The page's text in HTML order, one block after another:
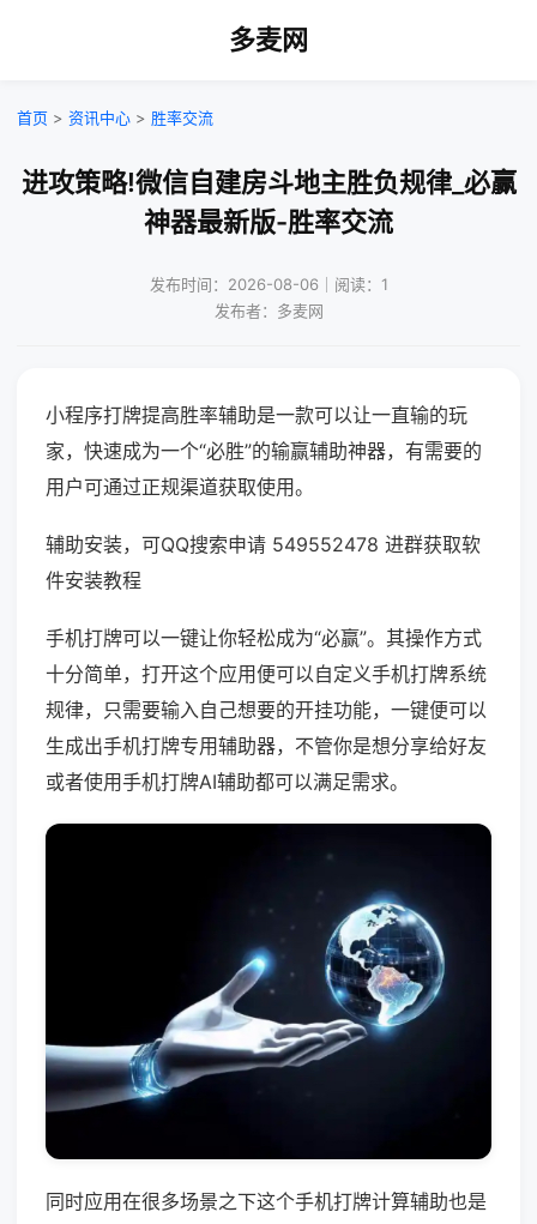
多麦网
首页 > 资讯中心 > 胜率交流
进攻策略!微信自建房斗地主胜负规律_必赢
神器最新版-胜率交流
发布时间：2026-08-06｜阅读：1
发布者：多麦网
小程序打牌提高胜率辅助是一款可以让一直输的玩
家，快速成为一个“必胜”的输赢辅助神器，有需要的
用户可通过正规渠道获取使用。
辅助安装，可QQ搜索申请 549552478 进群获取软
件安装教程
手机打牌可以一键让你轻松成为“必赢”。其操作方式
十分简单，打开这个应用便可以自定义手机打牌系统
规律，只需要输入自己想要的开挂功能，一键便可以
生成出手机打牌专用辅助器，不管你是想分享给好友
或者使用手机打牌AI辅助都可以满足需求。
同时应用在很多场景之下这个手机打牌计算辅助也是